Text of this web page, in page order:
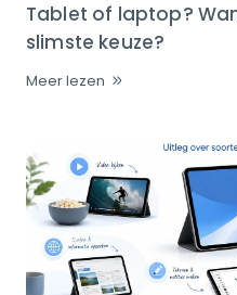
Tablet of laptop?
slimste keuze?
Meer lezen